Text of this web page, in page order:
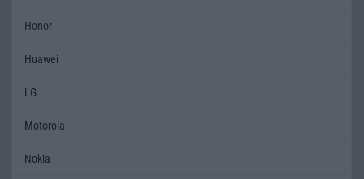
Honor
Huawei
LG
Motorola
Nokia